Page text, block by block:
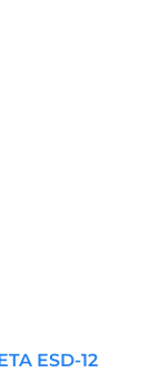
ESD-12